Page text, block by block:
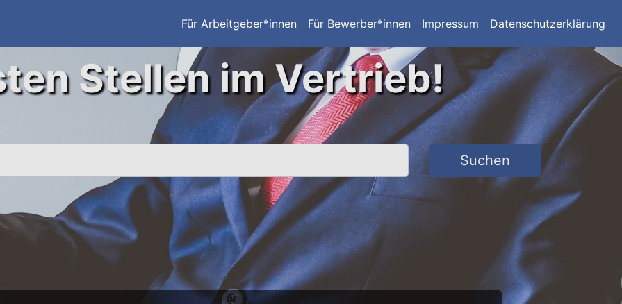
Für Arbeitgeber*innen Für Bewerber*innen Impressum Datenschutzerklärung
Stellen im Vertrieb!
Suchen